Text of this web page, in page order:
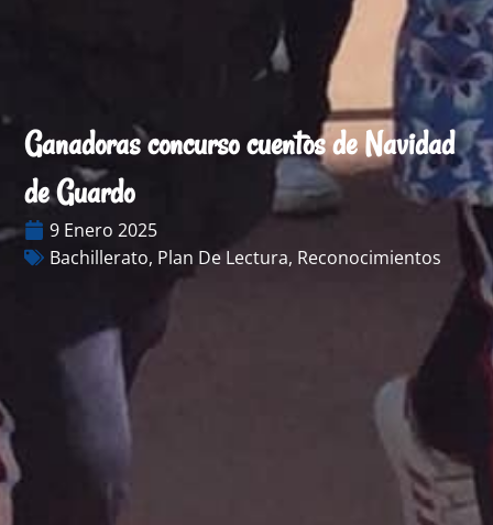
Ganadoras concurso cuentos de Navidad
de Guardo
9 Enero 2025
Bachillerato, Plan De Lectura, Reconocimientos